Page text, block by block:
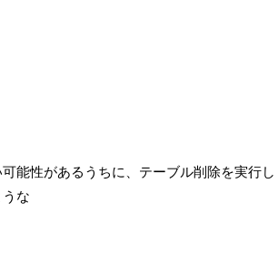
能性があるうちに、テーブル削除を実行し
な